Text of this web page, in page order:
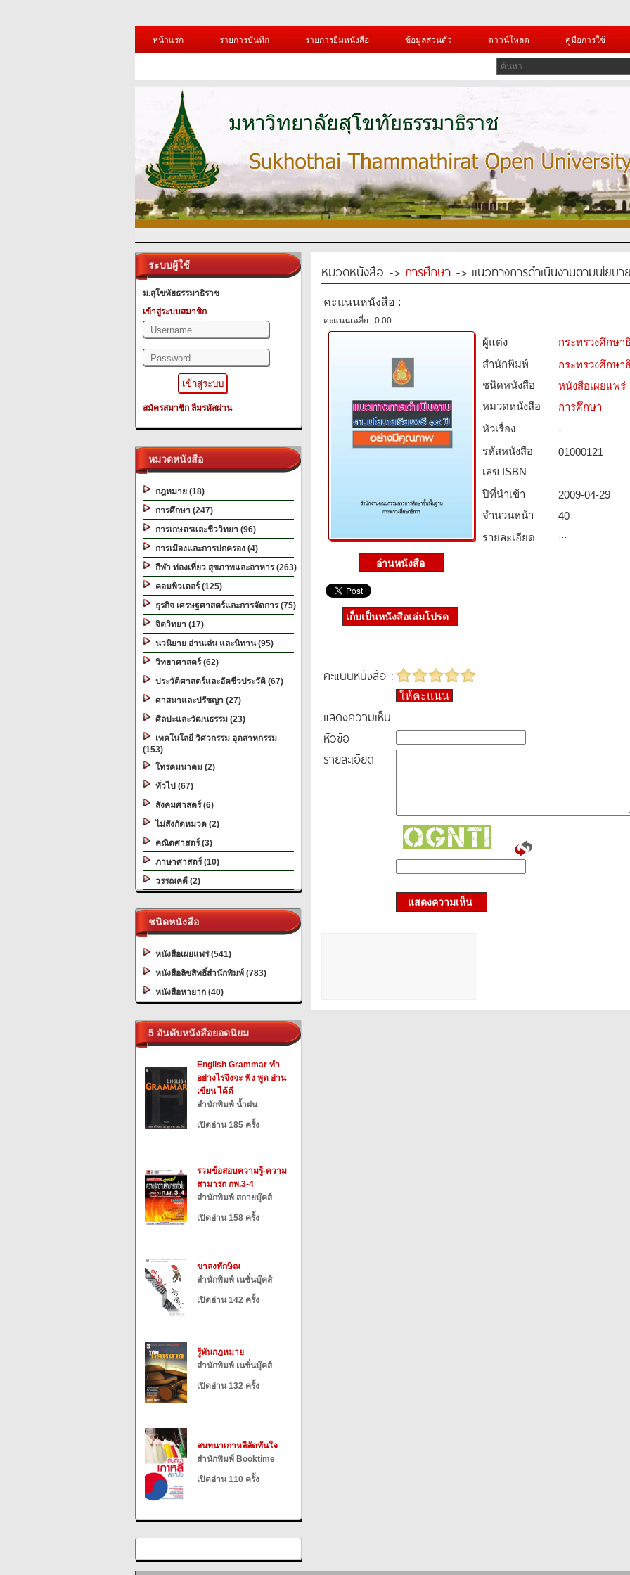
หน้าแรก
รายการบันทึก รายการยืมหนังสือ ข้อมูลส่วนตัว ดาวน์โหลด คู่มือการใช้
ระบบผู้ใช้
ม.สุโขทัยธรรมาธิราช
เข้าสู่ระบบสมาชิก
สมัครสมาชิก ลืมรหัสผ่าน
หมวดหนังสือ
กฎหมาย (18)
การศึกษา (247)
การเกษตรและชีววิทยา (96)
การเมืองและการปกครอง (4)
กีฬา ท่องเที่ยว สุขภาพและอาหาร (263)
คอมพิวเตอร์ (125)
ธุรกิจ เศรษฐศาสตร์และการจัดการ (75)
จิตวิทยา (17)
นวนิยาย อ่านเล่น และนิทาน (95)
วิทยาศาสตร์ (62)
ประวัติศาสตร์และอัตชีวประวัติ (67)
ศาสนาและปรัชญา (27)
ศิลปะและวัฒนธรรม (23)
เทคโนโลยี วิศวกรรม อุตสาหกรรม
(153)
โทรคมนาคม (2)
ทั่วไป (67)
สังคมศาสตร์ (6)
ไม่สังกัดหมวด (2)
คณิตศาสตร์ (3)
ภาษาศาสตร์ (10)
วรรณคดี (2)
ชนิดหนังสือ
หนังสือเผยแพร่ (541)
หนังสือลิขสิทธิ์สำนักพิมพ์ (783)
หนังสือหายาก (40)
5 อันดับหนังสือยอดนิยม
English Grammar ทำ
อย่างไรจึงจะ ฟัง พูด อ่าน
เขียน ได้ดี
สำนักพิมพ์ น้ำฝน
เปิดอ่าน 185 ครั้ง
รวมข้อสอบความรู้-ความ
สามารถ กพ.3-4
สำนักพิมพ์ สกายบุ๊คส์
เปิดอ่าน 158 ครั้ง
ขาลงทักษิณ
สำนักพิมพ์ เนชั่นบุ๊คส์
เปิดอ่าน 142 ครั้ง
รู้ทันกฎหมาย
สำนักพิมพ์ เนชั่นบุ๊คส์
เปิดอ่าน 132 ครั้ง
สนทนาเกาหลีลัดทันใจ
สำนักพิมพ์ Booktime
เปิดอ่าน 110 ครั้ง
หมวดหนังสือ -> การศึกษา -> แนวทางการดำเนินงานตามนโย
คะแนนหนังสือ :
คะแนนเฉลี่ย : 0.00
ผู้แต่ง
กระทรวงศึกษา
สำนักพิมพ์
กระทรวงศึกษา
ชนิดหนังสือ­
หนังสือเผยแพร่
หมวดหนังสือ­
การศึกษา
หัวเรื่อง
-
รหัสหนังสือ­
01000121
เลข ISBN
ปีที่นำเข้า
2009-04-29
จำนวนหน้า
40
รายละเอียด
…
เก็บเป็นหนังสือเล่มโปรด
คะแนนหนังสือ :
ให้คะแนน
แสดงความเห็น
หัวข้อ
รายละเอียด
แสดงความเห็น